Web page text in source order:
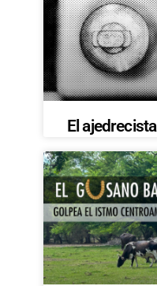
El ajedrecista